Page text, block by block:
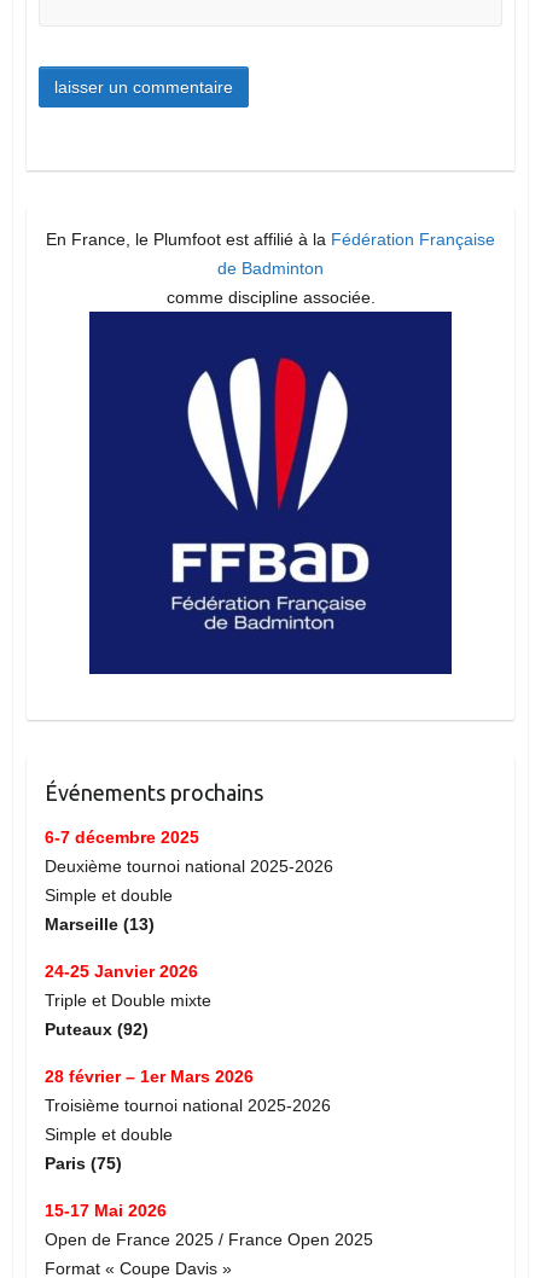
En France, le Plumfoot est affilié à la Fédération Française
de Badminton
comme discipline associée.
Événements prochains
6-7 décembre 2025
Deuxième tournoi national 2025-2026
Simple et double
Marseille (13)
24-25 Janvier 2026
Triple et Double mixte
Puteaux (92)
28 février – 1er Mars 2026
Troisième tournoi national 2025-2026
Simple et double
Paris (75)
15-17 Mai 2026
Open de France 2025 / France Open 2025
Format « Coupe Davis »